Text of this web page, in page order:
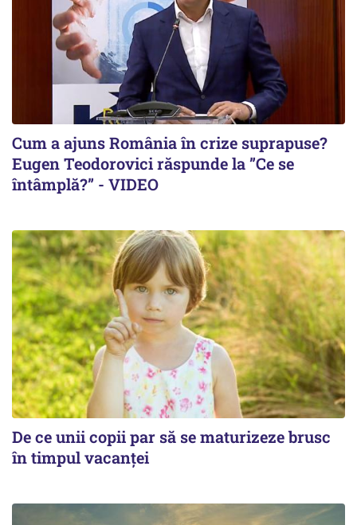
Cum a ajuns România în crize suprapuse?
Eugen Teodorovici răspunde la ”Ce se
întâmplă?” - VIDEO
De ce unii copii par să se maturizeze brusc
în timpul vacanței